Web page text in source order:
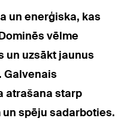
un enerģiska, kas
vēlme
un uzsākt jaunus
Galvenais
atrašana starp
spēju sadarboties.